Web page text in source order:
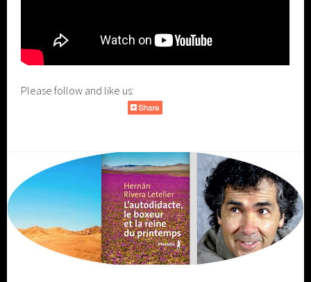
Please follow and like us: